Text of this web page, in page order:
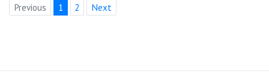
Previous 1 2 Next